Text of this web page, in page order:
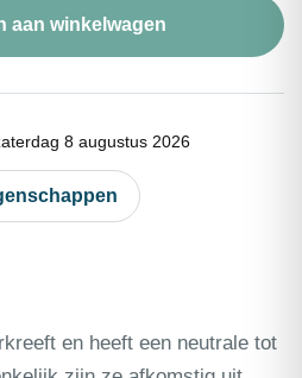
aan winkelwagen
8 augustus 2026
en heeft een neutrale tot